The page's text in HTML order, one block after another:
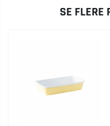
SE FLERE